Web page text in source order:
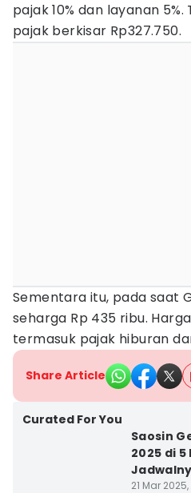
pajak 10% dan layanan
pajak berkisar Rp327.750.
Sementara itu, pada saat
seharga Rp 435 ribu.
termasuk pajak hiburan
Share Article
Curated For You
Saosin
2025 di
21 Mar 2025,